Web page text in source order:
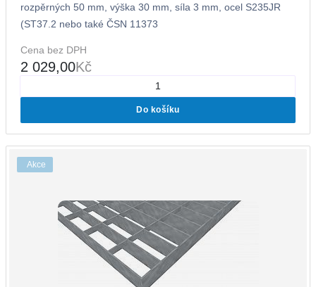
rozpěrných 50 mm, výška 30 mm, síla 3 mm, ocel S235JR
(ST37.2 nebo také ČSN 11373
Cena bez DPH
2 029,00Kč
Do košíku
Akce